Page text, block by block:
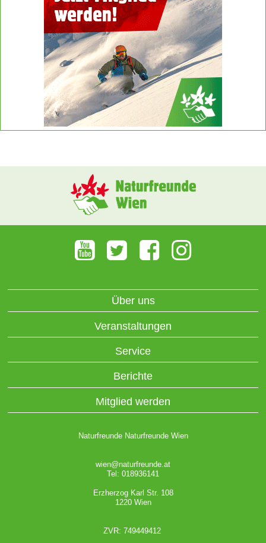
Über uns
Veranstaltungen
Service
Berichte
Mitglied werden
Naturfreunde Naturfreunde Wien
wien@naturfreunde.at
Tel: 018936141
Erzherzog Karl Str. 108
1220 Wien
ZVR: 749449412